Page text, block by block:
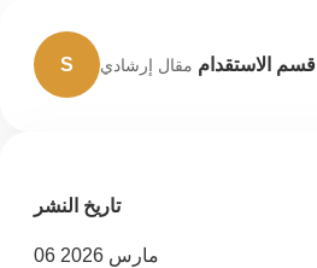
S قسم الاستقدام مقال إرشادي
تاريخ النشر
06 مارس 2026